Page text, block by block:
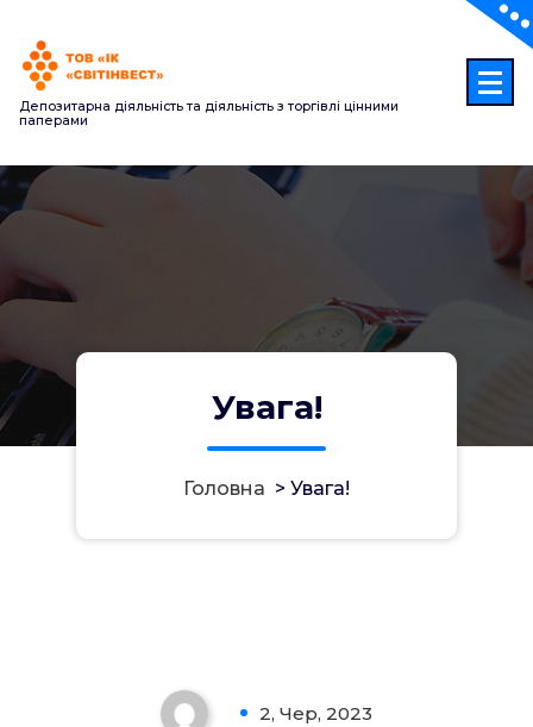
контенту
Депозитарна діяльність та діяльність з торгівлі цінними
паперами
Увага!
Головна > Увага!
2, Чер, 2023